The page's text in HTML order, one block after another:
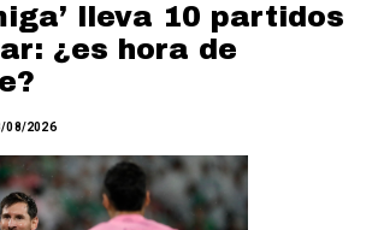
lleva 10 partidos
¿es hora de
08/2026